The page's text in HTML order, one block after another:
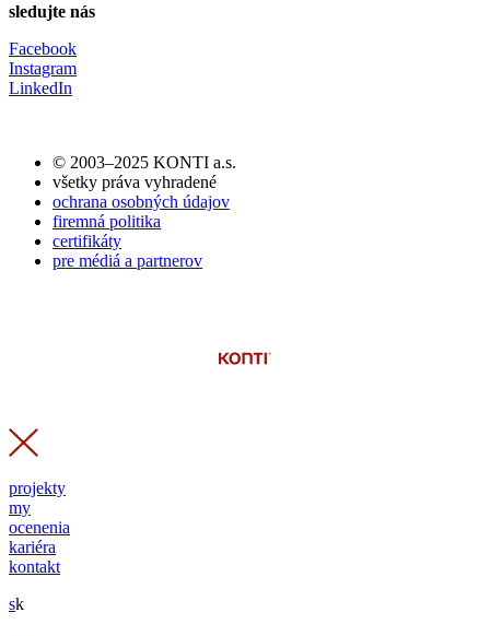
sledujte nás
Facebook
Instagram
LinkedIn
© 2003–2025 KONTI a.s.
všetky práva vyhradené
ochrana osobných údajov
firemná politika
certifikáty
pre médiá a partnerov
projekty
my
ocenenia
kariéra
kontakt
sk